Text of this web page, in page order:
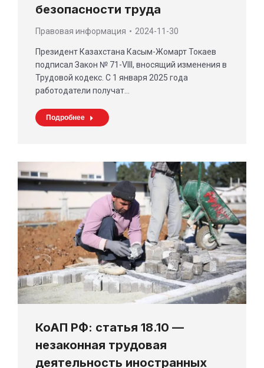
безопасности труда
Правовая информация 2024-11-30
Президент Казахстана Касым-Жомарт Токаев
подписал Закон № 71-VIII, вносящий изменения в
Трудовой кодекс. С 1 января 2025 года
работодатели получат…
Подробнее
КоАП РФ: статья 18.10 —
незаконная трудовая
деятельность иностранных